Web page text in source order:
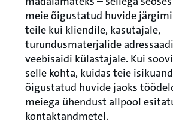
meie õigustatud huvide
teile kui kliendile, kasutajale,
turundusmaterjalide
veebisaidi külastajale. Kui
selle kohta, kuidas teie
õigustatud huvide jaoks
meiega ühendust allpool
kontaktandmetel.